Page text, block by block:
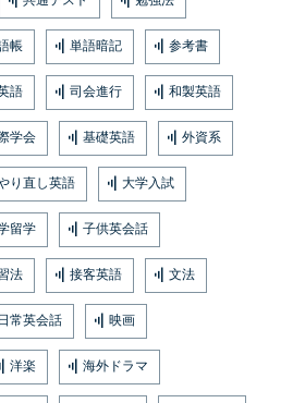
帳 単語暗記 参考書
語 司会進行 和製英語
学会 基礎英語 外資系
り直し英語 大学入試
留学 子供英会話
法 接客英語 文法
日常英会話 映画
洋楽 海外ドラマ